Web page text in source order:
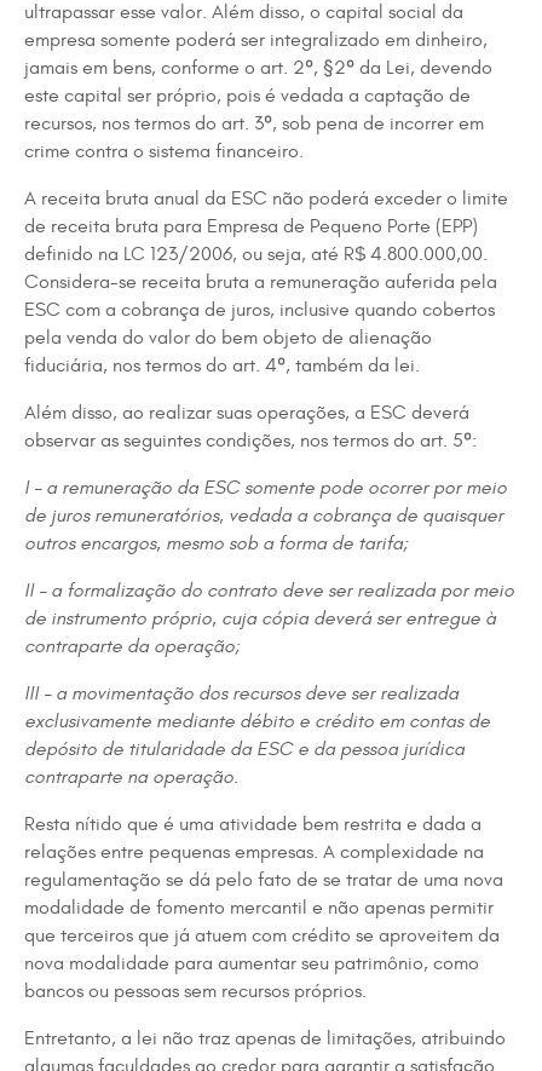
ultrapassar esse valor. Além disso, o capital social da
empresa somente poderá ser integralizado em dinheiro,
jamais em bens, conforme o art. 2º, §2º da Lei, devendo
este capital ser próprio, pois é vedada a captação de
recursos, nos termos do art. 3º, sob pena de incorrer em
crime contra o sistema financeiro.
A receita bruta anual da ESC não poderá exceder o limite
de receita bruta para Empresa de Pequeno Porte (EPP)
definido na LC 123/2006, ou seja, até R$ 4.800.000,00.
Considera-se receita bruta a remuneração auferida pela
ESC com a cobrança de juros, inclusive quando cobertos
pela venda do valor do bem objeto de alienação
fiduciária, nos termos do art. 4º, também da lei.
Além disso, ao realizar suas operações, a ESC deverá
observar as seguintes condições, nos termos do art. 5º:
I – a remuneração da ESC somente pode ocorrer por meio
de juros remuneratórios, vedada a cobrança de quaisquer
outros encargos, mesmo sob a forma de tarifa;
II – a formalização do contrato deve ser realizada por meio
de instrumento próprio, cuja cópia deverá ser entregue à
contraparte da operação;
III – a movimentação dos recursos deve ser realizada
exclusivamente mediante débito e crédito em contas de
depósito de titularidade da ESC e da pessoa jurídica
contraparte na operação.
Resta nítido que é uma atividade bem restrita e dada a
relações entre pequenas empresas. A complexidade na
regulamentação se dá pelo fato de se tratar de uma nova
modalidade de fomento mercantil e não apenas permitir
que terceiros que já atuem com crédito se aproveitem da
nova modalidade para aumentar seu patrimônio, como
bancos ou pessoas sem recursos próprios.
Entretanto, a lei não traz apenas de limitações, atribuindo
algumas faculdades ao credor para garantir a satisfação